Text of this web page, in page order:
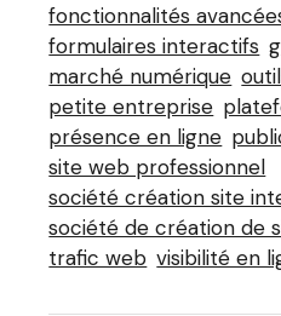
fonctionnalités
formulaires interactifs
marché numérique
petite entreprise
présence en ligne
site web professionnel
société création site
société de création de
trafic web visibilité en